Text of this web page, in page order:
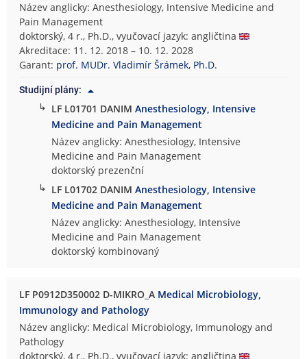
Název anglicky: Anesthesiology, Intensive Medicine and
Pain Management
doktorský, 4 r., Ph.D., vyučovací jazyk: angličtina
Akreditace: 11. 12. 2018 – 10. 12. 2028
Garant: prof. MUDr. Vladimír Šrámek, Ph.D.
Studijní plány:
↳ LF L01701 DANIMAnesthesiology, Intensive
Medicine and Pain Management
Název anglicky: Anesthesiology, Intensive
Medicine and Pain Management
doktorský prezenční
↳ LF L01702 DANIMAnesthesiology, Intensive
Medicine and Pain Management
Název anglicky: Anesthesiology, Intensive
Medicine and Pain Management
doktorský kombinovaný
LF P0912D350002 D-MIKRO_A Medical Microbiology,
Immunology and Pathology
Název anglicky: Medical Microbiology, Immunology and
Pathology
doktorský, 4 r., Ph.D., vyučovací jazyk: angličtina